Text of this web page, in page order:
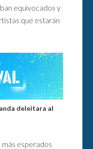
equivocados y
que estarán
deleitara al
más esperados